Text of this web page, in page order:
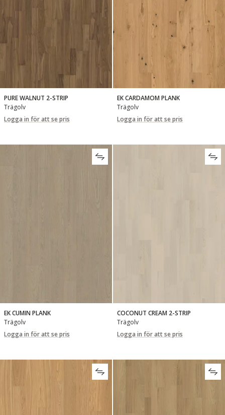
PURE WALNUT 2-STRIP
Trägolv
Logga in för att se pris
EK CARDAMOM PLANK
Trägolv
Logga in för att se pris
EK CUMIN PLANK
Trägolv
Logga in för att se pris
COCONUT CREAM 2-STRIP
Trägolv
Logga in för att se pris